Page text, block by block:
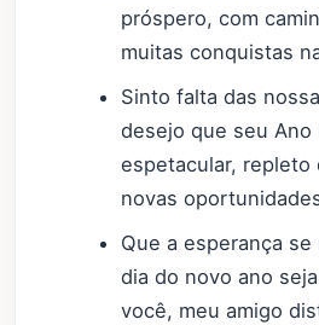
próspero, com
muitas conquistas
Sinto falta das
desejo que seu Ano
espetacular, repleto
novas
Que a esperança
dia do novo ano
você, meu amigo